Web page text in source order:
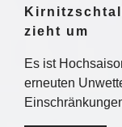
zieht um
Es ist
erneuten